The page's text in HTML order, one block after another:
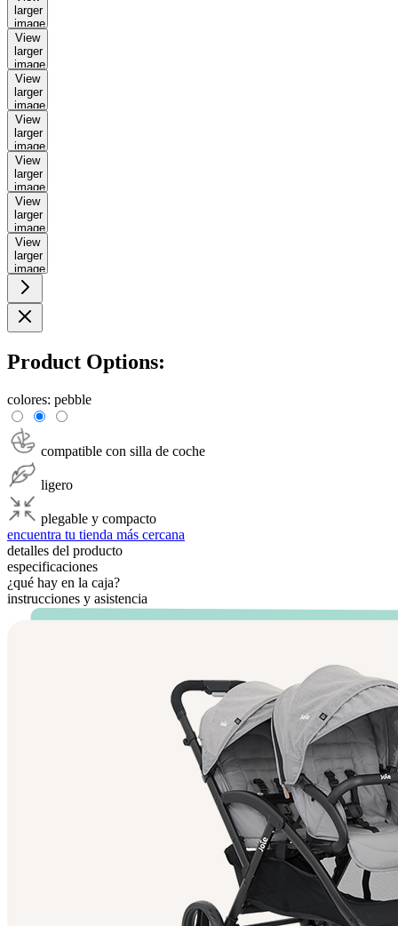
larger
image
View
larger
image
View
larger
image
View
larger
image
View
larger
image
View
larger
image
View
larger
image
Product Options:
colores: pebble
compatible con silla de coche
ligero
plegable y compacto
encuentra tu tienda más cercana
detalles del producto
especificaciones
¿qué hay en la caja?
instrucciones y asistencia